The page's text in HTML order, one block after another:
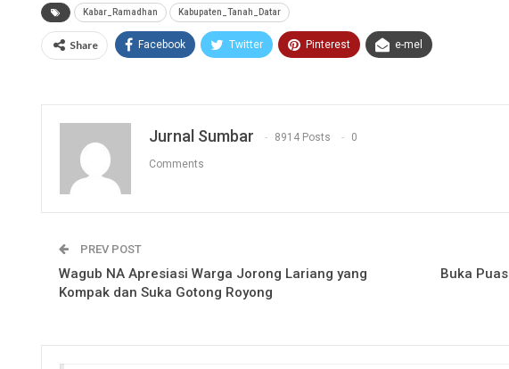
Kabar_Ramadhan Kabupaten_Tanah_Datar
Share Facebook Twitter Pinterest e-mel
Jurnal Sumbar 8914 Posts 0
Comments
PREV POST
Wagub NA Apresiasi Warga Jorong Lariang yang
Kompak dan Suka Gotong Royong
Buka